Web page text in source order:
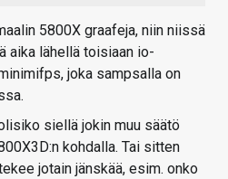
5800X graafeja, niin niissä
aika lähellä toisiaan io-
joka sampsalla on
siellä jokin muu säätö
kohdalla. Tai sitten
jotain jänskää, esim. onko